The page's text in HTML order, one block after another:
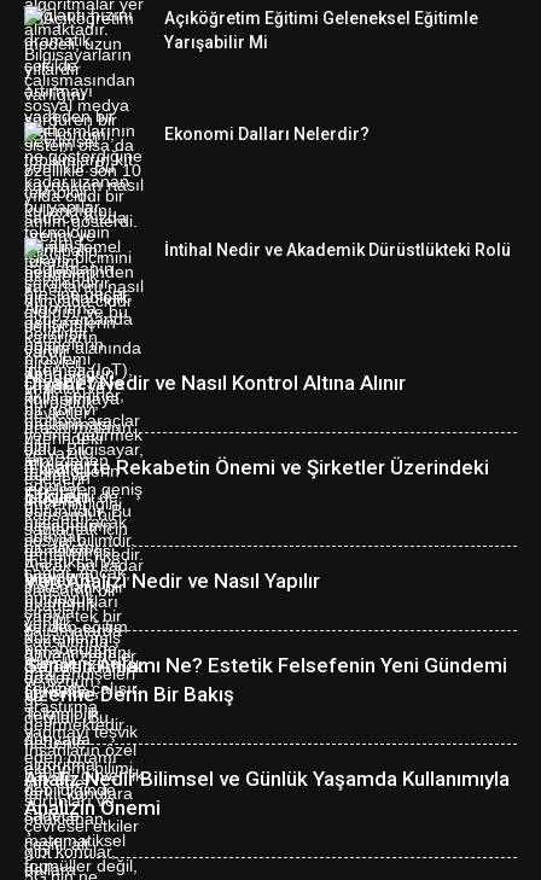
Açıköğretim Eğitimi Geleneksel Eğitimle
Yarışabilir Mi
Ekonomi Dalları Nelerdir?
İntihal Nedir ve Akademik Dürüstlükteki Rolü
Diyabet Nedir ve Nasıl Kontrol Altına Alınır
Ticarette Rekabetin Önemi ve Şirketler Üzerindeki
Etkileri
Veri Analizi Nedir ve Nasıl Yapılır
Sanatın Anlamı Ne? Estetik Felsefenin Yeni Gündemi
Üzerine Derin Bir Bakış
Analiz Nedir Bilimsel ve Günlük Yaşamda Kullanımıyla
Analizin Önemi